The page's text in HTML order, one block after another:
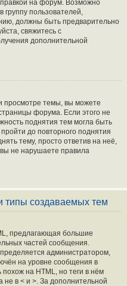
на форум. Возможно
группу пользователей,
должны быть предварительно
свяжитесь с
дополнительной
просмотре темы, вы можете
форума. Если этого не
поднятия тем могла быть
до повторного поднятия
тему, просто ответив на неё,
не нарушаете правила
типы создаваемых тем
предлагающая большие
частей сообщения.
администратором,
на уровне сообщения в
на HTML, но теги в нём
не в < и >. За дополнительной